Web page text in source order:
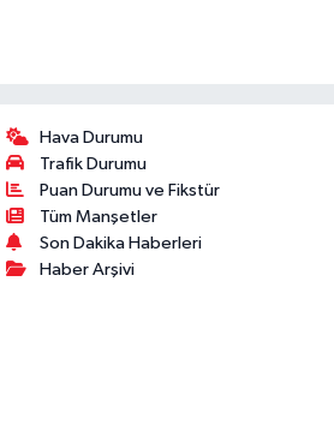
Hava Durumu
Trafik Durumu
Puan Durumu ve Fikstür
Tüm Manşetler
Son Dakika Haberleri
Haber Arşivi